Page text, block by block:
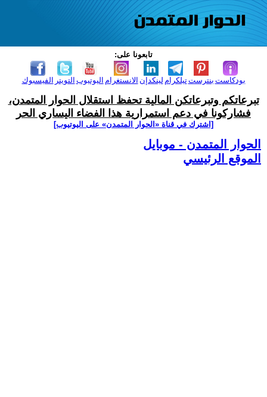
تابعونا على:
الفيسبوك التويتر اليوتيوب الانستغرام لينكدإن تيلكرامبنترست بودكاست
تبرعاتكم وتبرعاتكن المالية تحفظ استقلال الحوار المتمدن،
فشاركونا في دعم استمرارية هذا الفضاء اليساري الحر
[اشترك في قناة ‫«الحوار المتمدن» على اليوتيوب]
الحوار المتمدن - موبايل
الموقع الرئيسي